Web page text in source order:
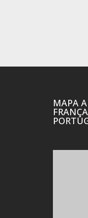
MAPA